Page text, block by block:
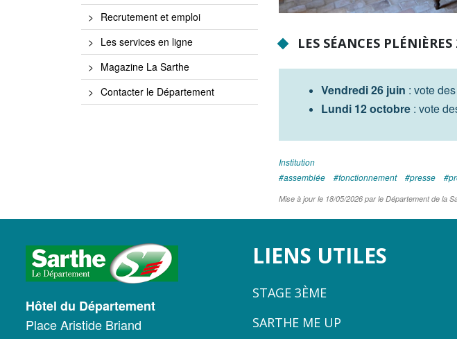
LES SÉANCES
Vendredi26 juin : vote
Lundi 12 octobre : vote
Institution
assemblée
fonctionnement presse
Mise à jour le 18/05/2026 par le Département de la
Recrutement et emploi
Les services en ligne
Magazine La Sarthe
Contacter le Département
LOGO
DU
CONSEIL
DÉPARTEMENTAL
Hôtel du Département
Place Aristide Briand
LIENS UTILES
STAGE 3ÈME
SARTHE ME UP